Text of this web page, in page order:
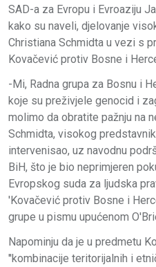
SAD-a za Evropu i Evroaziju
kako su naveli, djelovanje
Christiana Schmidta u vezi s
Kovačević protiv Bosne i
-Mi, Radna grupa za Bosnu i
koje su preživjele genocid i
molimo da obratite pažnju na
Schmidta, visokog
intervenisao, uz navodnu
BiH, što je bio neprimjeren
Evropskog suda za ljudska
'Kovačević protiv Bosne i
grupe u pismu upućenom
Napominju da je u predmetu
''kombinacije teritorijalnih i